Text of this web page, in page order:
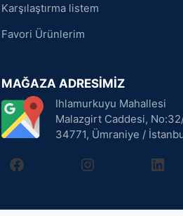
Karşılaştırma listem
Favori Ürünlerim
MAĞAZA ADRESİMİZ
Ihlamurkuyu Mahallesi
Malazgirt Caddesi,
34771, Ümraniye /
facebookinstagram